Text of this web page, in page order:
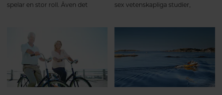
spelar en stor roll. Även det
försvara sig med smärta.
Rödljusterapi har effekt på
kronisk smärta som orsakas av
något annat än en akut skada.
sex vetenskapliga studier,
resultaten var intressanta.